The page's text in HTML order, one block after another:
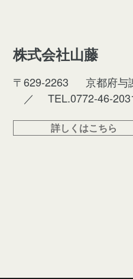
株式会社⼭藤
〒629-2263
京都府与
／
TEL.0772-46-
詳しくはこちら